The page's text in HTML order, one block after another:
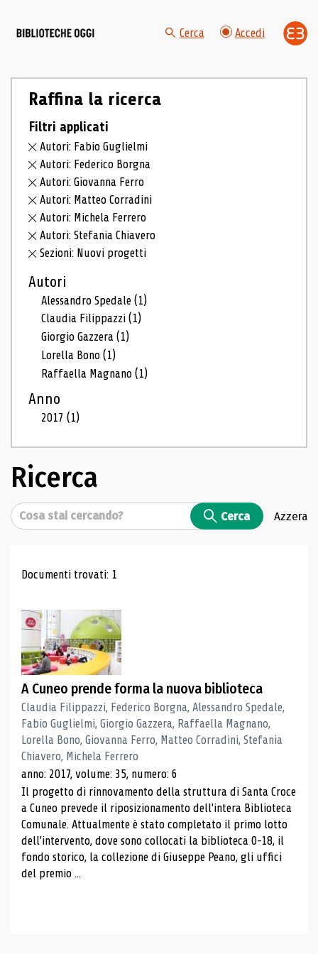
Cerca Accedi
Raffina la ricerca
Filtri applicati
Autori: Fabio Guglielmi
Autori: Federico Borgna
Autori: Giovanna Ferro
Autori: Matteo Corradini
Autori: Michela Ferrero
Autori: Stefania Chiavero
Sezioni: Nuovi progetti
Autori
Alessandro Spedale(1)
Claudia Filippazzi(1)
Giorgio Gazzera(1)
Lorella Bono(1)
Raffaella Magnano(1)
Anno
2017(1)
Ricerca
Cerca Cerca Azzera
Risultati di ricerca
Documenti trovati: 1
A Cuneo prende forma la nuova biblioteca
Claudia Filippazzi, Federico Borgna, Alessandro Spedale,
Fabio Guglielmi, Giorgio Gazzera, Raffaella Magnano,
Lorella Bono, Giovanna Ferro, Matteo Corradini, Stefania
Chiavero, Michela Ferrero
anno: 2017, volume: 35, numero: 6
Il progetto di rinnovamento della struttura di Santa Croce
a Cuneo prevede il riposizionamento dell'intera Biblioteca
Comunale. Attualmente è stato completato il primo lotto
dell'intervento, dove sono collocati la biblioteca 0-18, il
fondo storico, la collezione di Giuseppe Peano, gli uffici
del premio ...